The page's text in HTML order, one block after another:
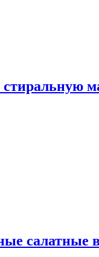
стиральную
салатные